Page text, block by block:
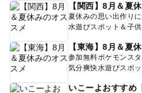
【関西】8月＆夏
夏休みの思い出作り
水遊びスポット＆子
【東海】8月＆夏
参加無料ポケモンス
気分爽快水遊びスポッ
いこーよおすすめ